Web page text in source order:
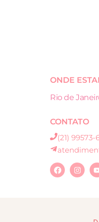
ONDE
Rio de
CONTATO
(21) 99573-